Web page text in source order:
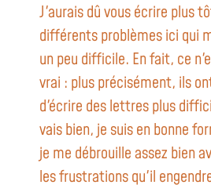
J'aurais dû vous écrire plus
différents problèmes ici qui
un peu difficile. En fait, ce
vrai : plus précisément, ils
d'écrire des lettres plus
vais bien, je suis en bonne
je me débrouille assez bien
les frustrations qu'il